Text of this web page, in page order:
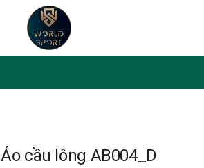
Áo cầu lông AB004_D